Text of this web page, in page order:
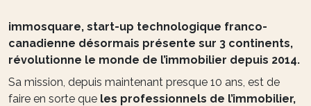
immosquare, start-up technologique franco-
canadienne désormais présente sur 3 continents,
révolutionne le monde de l’immobilier depuis 2014.
Sa mission, depuis maintenant presque 10 ans, est de
faire en sorte que les professionnels de l’immobilier,